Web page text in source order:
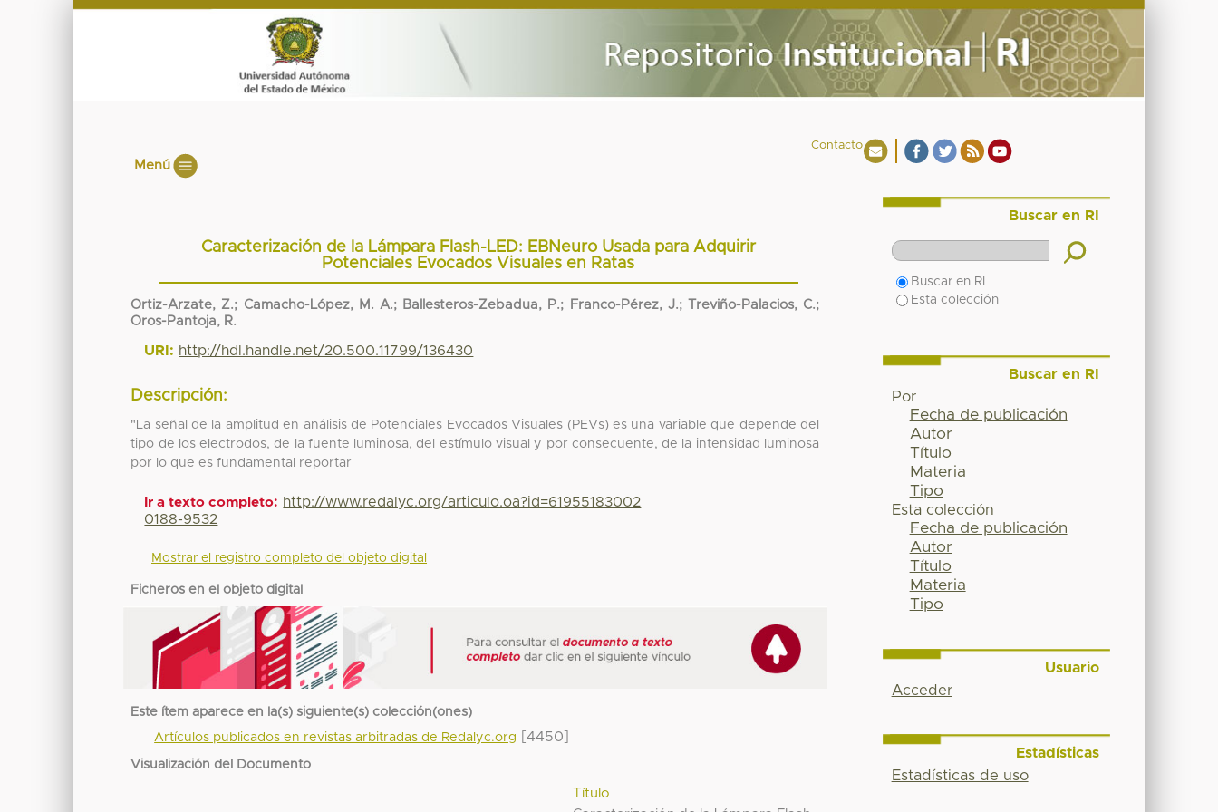
Contacto
Menú
Caracterización de la Lámpara Flash-LED: EBNeuro Usada para Adquirir
Potenciales Evocados Visuales en Ratas
Ortiz-Arzate, Z.; Camacho-López, M. A.; Ballesteros-Zebadua, P.; Franco-Pérez, J.; Treviño-Palacios, C.;
Oros-Pantoja, R.
URI: http://hdl.handle.net/20.500.11799/136430
Descripción:
"La señal de la amplitud en análisis de Potenciales Evocados Visuales (PEVs) es una variable que depende del
tipo de los electrodos, de la fuente luminosa, del estímulo visual y por consecuente, de la intensidad luminosa
por lo que es fundamental reportar
Ir a texto completo: http://www.redalyc.org/articulo.oa?id=61955183002
0188-9532
Mostrar el registro completo del objeto digital
Ficheros en el objeto digital
Este ítem aparece en la(s) siguiente(s) colección(ones)
Artículos publicados en revistas arbitradas de Redalyc.org
[4450]
Visualización del Documento
Título
Buscar en RI
Buscar en RI
Esta colección
Buscar en RI
Por
Fecha de publicación
Autor
Título
Materia
Tipo
Esta colección
Fecha de publicación
Autor
Título
Materia
Tipo
Usuario
Acceder
Estadísticas
Estadísticas de uso